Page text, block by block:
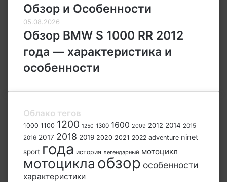
Обзор и Особенности
05.08.2026
Обзор BMW S 1000 RR 2012
года — характеристика и
особенности
Облако тегов
1000 1100 1200 1250 1300 1600 2009 2012 2014 2015
2016 2017 2018 2019 2020 2021 2022 adventure ninet
sport года история легендарный мотоцикл
мотоцикла обзор особенности
характеристики